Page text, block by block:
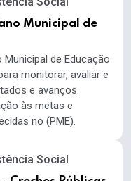
Municipal de
de Educação
monitorar, avaliar e
e avanços
às metas e
no (PME).
Social